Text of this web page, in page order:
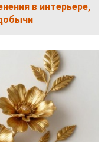
в интерьере,